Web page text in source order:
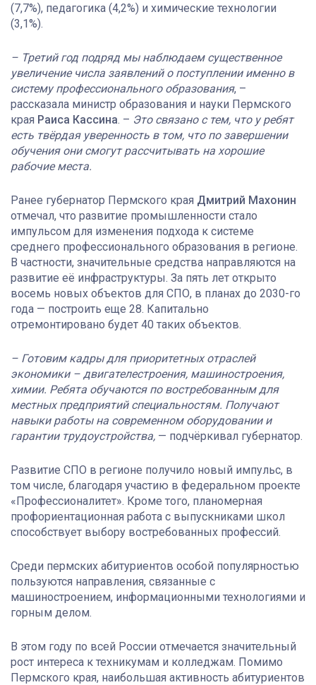
(7,7%), педагогика (4,2%) и химические технологии
(3,1%).
– Третий год подряд мы наблюдаем существенное
увеличение числа заявлений о поступлении именно в
систему профессионального образования, –
рассказала министр образования и науки Пермского
края Раиса Кассина. – Это связано с тем, что у ребят
есть твёрдая уверенность в том, что по завершении
обучения они смогут рассчитывать на хорошие
рабочие места.
Ранее губернатор Пермского края Дмитрий Махонин
отмечал, что развитие промышленности стало
импульсом для изменения подхода к системе
среднего профессионального образования в регионе.
В частности, значительные средства направляются на
развитие её инфраструктуры. За пять лет открыто
восемь новых объектов для СПО, в планах до 2030-го
года — построить еще 28. Капитально
отремонтировано будет 40 таких объектов.
– Готовим кадры для приоритетных отраслей
экономики – двигателестроения, машиностроения,
химии. Ребята обучаются по востребованным для
местных предприятий специальностям. Получают
навыки работы на современном оборудовании и
гарантии трудоустройства, — подчёркивал губернатор.
Развитие СПО в регионе получило новый импульс, в
том числе, благодаря участию в федеральном проекте
«Профессионалитет». Кроме того, планомерная
профориентационная работа с выпускниками школ
способствует выбору востребованных профессий.
Среди пермских абитуриентов особой популярностью
пользуются направления, связанные с
машиностроением, информационными технологиями и
горным делом.
В этом году по всей России отмечается значительный
рост интереса к техникумам и колледжам. Помимо
Пермского края, наибольшая активность абитуриентов